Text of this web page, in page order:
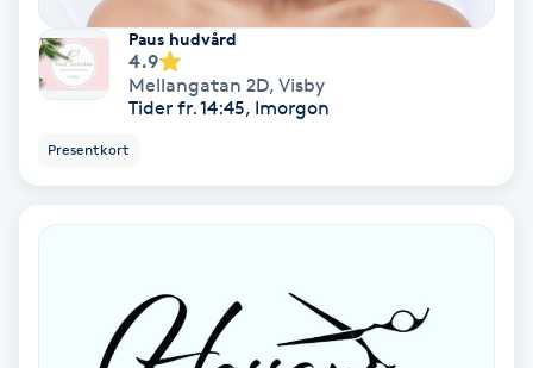
Hårförlängning
Hårvård
Hälsa
Idrottsmassage
Paus hudvård
4.9
Mellangatan 2D, Visby
Tider fr. 14:45, Imorgon
Presentkort